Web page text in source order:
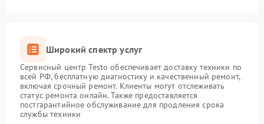
Широкий спектр услуг
Сервисный центр Testo обеспечивает доставку техники по
всей РФ, бесплатную диагностику и качественный ремонт,
включая срочный ремонт. Клиенты могут отслеживать
статус ремонта онлайн. Также предоставляется
постгарантийное обслуживание для продления срока
службы техники